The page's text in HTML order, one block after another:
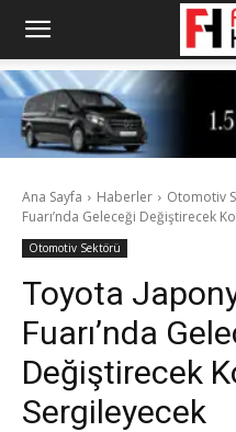
Ana Sayfa Haberler Otomotiv
Fuarı’nda Geleceği Değiştirecek
Otomotiv Sektörü
Toyota
Fuarı’nda
Değiştirecek
Sergileyecek